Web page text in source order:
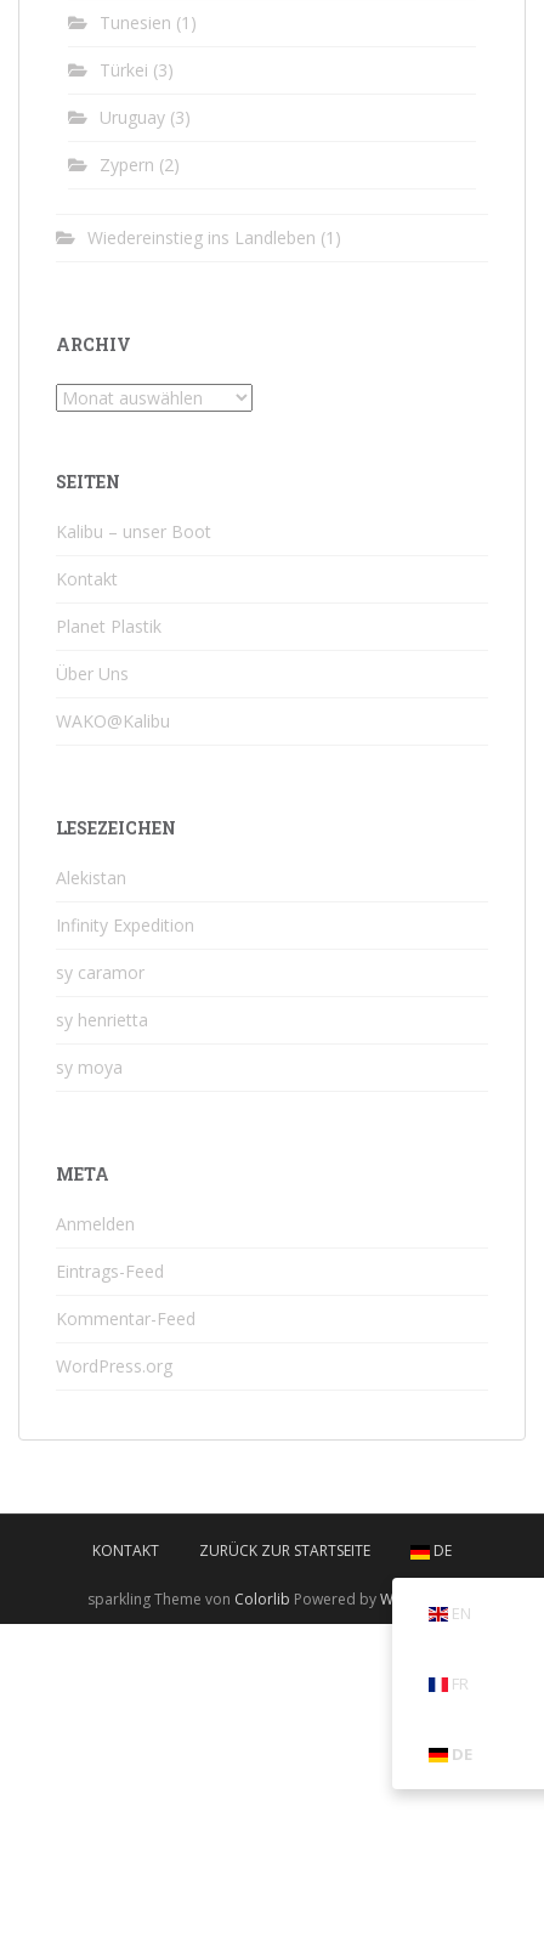
Tunesien (1)
Türkei (3)
Uruguay (3)
Zypern (2)
Wiedereinstieg ins Landleben (1)
ARCHIV
Archiv
SEITEN
Kalibu – unser Boot
Kontakt
Planet Plastik
Über Uns
WAKO@Kalibu
LESEZEICHEN
Alekistan
Infinity Expedition
sy caramor
sy henrietta
sy moya
META
Anmelden
Eintrags-Feed
Kommentar-Feed
WordPress.org
KONTAKT ZURÜCK ZUR STARTSEITE DE
EN
FR
DE
sparkling Theme von Colorlib Powered byWordPress